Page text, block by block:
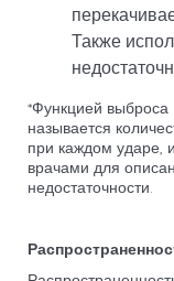
Также
*Функцией выброса
называется
при каждом ударе,
врачами для
недостаточности.